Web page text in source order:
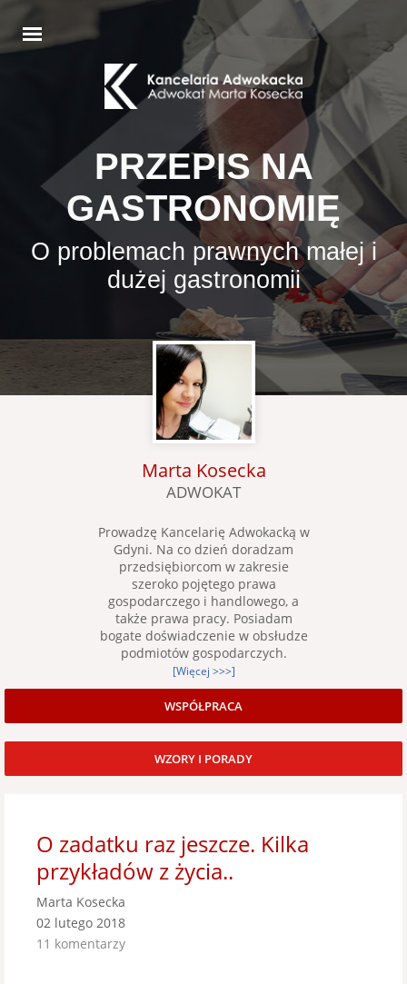
PRZEPIS NA
GASTRONOMIĘ
O problemach prawnych małej i
dużej gastronomii
Marta Kosecka
ADWOKAT
Prowadzę Kancelarię Adwokacką w
Gdyni. Na co dzień doradzam
przedsiębiorcom w zakresie
szeroko pojętego prawa
gospodarczego i handlowego, a
także prawa pracy. Posiadam
bogate doświadczenie w obsłudze
podmiotów gospodarczych.
[Więcej >>>]
WSPÓŁPRACA
WZORY I PORADY
O zadatku raz jeszcze. Kilka
przykładów z życia..
Marta Kosecka
02 lutego 2018
11 komentarzy